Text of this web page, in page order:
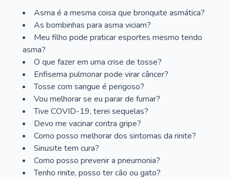
Asma é a mesma coisa que bronquite asmática?
As bombinhas para asma viciam?
Meu filho pode praticar esportes mesmo tendo
asma?
O que fazer em uma crise de tosse?
Enfisema pulmonar pode virar câncer?
Tosse com sangue é perigoso?
Vou melhorar se eu parar de fumar?
Tive COVID-19, terei sequelas?
Devo me vacinar contra gripe?
Como posso melhorar dos sintomas da rinite?
Sinusite tem cura?
Como posso prevenir a pneumonia?
Tenho rinite, posso ter cão ou gato?